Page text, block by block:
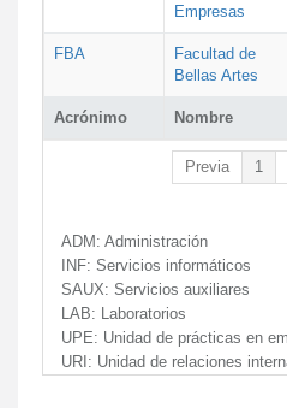
Acrónimo Nombre
Empresas
FBA
Facultad de
Bellas Artes
Previa 1
ADM: Administración
INF: Servicios informáticos
SAUX: Servicios auxiliares
LAB: Laboratorios
UPE: Unidad de prácticas en
URI: Unidad de relaciones